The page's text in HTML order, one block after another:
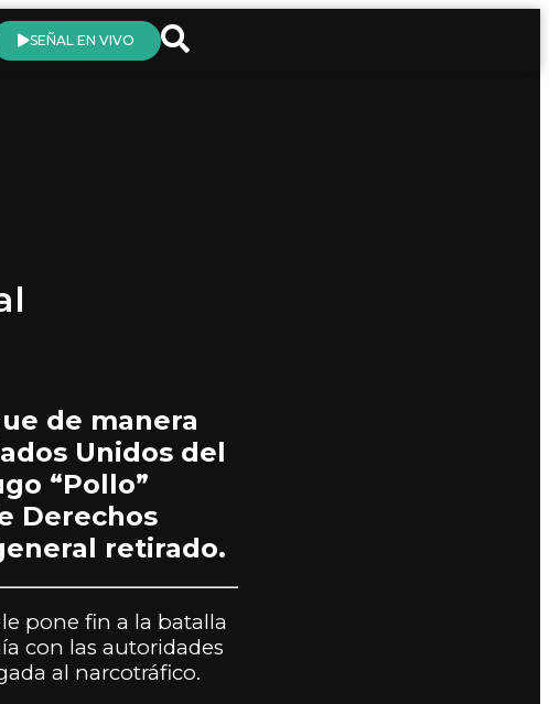
SEÑAL EN VIVO
de manera
Unidos del
“Pollo”
Derechos
retirado.
pone fin a la batalla
con las autoridades
al narcotráfico.